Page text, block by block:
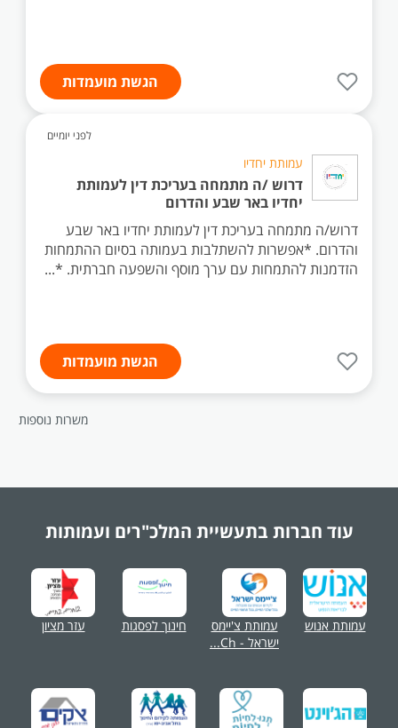
הגשת מועמדות
לפני יומיים
עמותת יחדיו
דרוש /ה מתמחה בעריכת דין לעמותת
יחדיו באר שבע והדרום
דרוש/ה מתמחה בעריכת דין לעמותת יחדיו באר שבע
והדרום. *אפשרות להשתלבות בעמותה בסיום ההתמחות
הזדמנות להתמחות עם ערך מוסף והשפעה חברתית. *...
הגשת מועמדות
משרות נוספות
עוד חברות בתעשיית המלכ"רים ועמותות
עמותת אנוש
עמותת צ'יימס
ישראל - Ch...
חינוך לפסגות עזר מציון